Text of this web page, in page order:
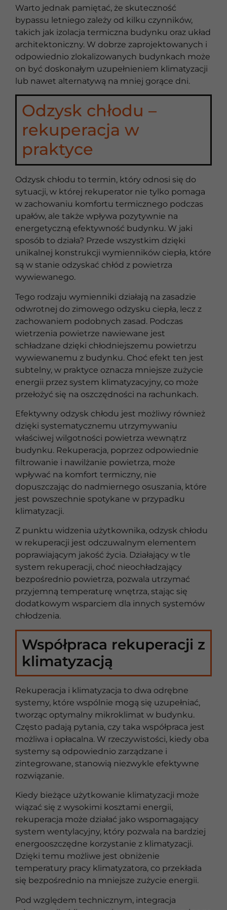
Warto jednak pamiętać, że skuteczność
bypassu letniego zależy od kilku czynników,
takich jak izolacja termiczna budynku oraz układ
architektoniczny. W dobrze zaprojektowanych i
odpowiednio zlokalizowanych budynkach może
on być doskonałym uzupełnieniem klimatyzacji
lub nawet alternatywą na mniej gorące dni.
Odzysk chłodu –
rekuperacja w
praktyce
Odzysk chłodu to termin, który odnosi się do
sytuacji, w której rekuperator nie tylko pomaga
w zachowaniu komfortu termicznego podczas
upałów, ale także wpływa pozytywnie na
energetyczną efektywność budynku. W jaki
sposób to działa? Przede wszystkim dzięki
unikalnej konstrukcji wymienników ciepła, które
są w stanie odzyskać chłód z powietrza
wywiewanego.
Tego rodzaju wymienniki działają na zasadzie
odwrotnej do zimowego odzysku ciepła, lecz z
zachowaniem podobnych zasad. Podczas
wietrzenia powietrze nawiewane jest
schładzane dzięki chłodniejszemu powietrzu
wywiewanemu z budynku. Choć efekt ten jest
subtelny, w praktyce oznacza mniejsze zużycie
energii przez system klimatyzacyjny, co może
przełożyć się na oszczędności na rachunkach.
Efektywny odzysk chłodu jest możliwy również
dzięki systematycznemu utrzymywaniu
właściwej wilgotności powietrza wewnątrz
budynku. Rekuperacja, poprzez odpowiednie
filtrowanie i nawilżanie powietrza, może
wpływać na komfort termiczny, nie
dopuszczając do nadmiernego osuszania, które
jest powszechnie spotykane w przypadku
klimatyzacji.
Z punktu widzenia użytkownika, odzysk chłodu
w rekuperacji jest odczuwalnym elementem
poprawiającym jakość życia. Działający w tle
system rekuperacji, choć nieochładzający
bezpośrednio powietrza, pozwala utrzymać
przyjemną temperaturę wnętrza, stając się
dodatkowym wsparciem dla innych systemów
chłodzenia.
Współpraca rekuperacji z
klimatyzacją
Rekuperacja i klimatyzacja to dwa odrębne
systemy, które wspólnie mogą się uzupełniać,
tworząc optymalny mikroklimat w budynku.
Często padają pytania, czy taka współpraca jest
możliwa i opłacalna. W rzeczywistości, kiedy oba
systemy są odpowiednio zarządzane i
zintegrowane, stanowią niezwykle efektywne
rozwiązanie.
Kiedy bieżące użytkowanie klimatyzacji może
wiązać się z wysokimi kosztami energii,
rekuperacja może działać jako wspomagający
system wentylacyjny, który pozwala na bardziej
energooszczędne korzystanie z klimatyzacji.
Dzięki temu możliwe jest obniżenie
temperatury pracy klimatyzatora, co przekłada
się bezpośrednio na mniejsze zużycie energii.
Pod względem technicznym, integracja